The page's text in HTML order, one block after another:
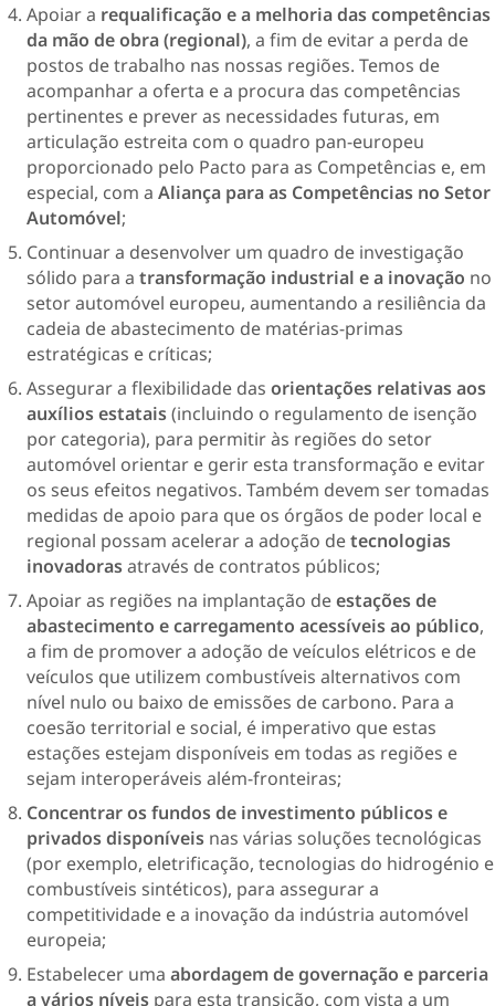
Apoiar a requalificação e a melhoria das competências
da mão de obra (regional), a fim de evitar a perda de
postos de trabalho nas nossas regiões. Temos de
acompanhar a oferta e a procura das competências
pertinentes e prever as necessidades futuras, em
articulação estreita com o quadro pan-europeu
proporcionado pelo Pacto para as Competências e, em
especial, com a Aliança para as Competências no Setor
Automóvel;
Continuar a desenvolver um quadro de investigação
sólido para a transformação industrial e a inovação no
setor automóvel europeu, aumentando a resiliência da
cadeia de abastecimento de matérias-primas
estratégicas e críticas;
Assegurar a flexibilidade das orientações relativas aos
auxílios estatais(incluindo o regulamento de isenção
por categoria), para permitir às regiões do setor
automóvel orientar e gerir esta transformação e evitar
os seus efeitos negativos. Também devem ser tomadas
medidas de apoio para que os órgãos de poder local e
regional possam acelerar a adoção detecnologias
inovadorasatravés de contratos públicos;
Apoiar as regiões na implantação deestações de
abastecimento e carregamento acessíveis ao público,
a fim de promover a adoção de veículos elétricos e de
veículos que utilizem combustíveis alternativos com
nível nulo ou baixo de emissões de carbono. Para a
coesão territorial e social, é imperativo que estas
estações estejam disponíveis em todas as regiões e
sejam interoperáveis além-fronteiras;
Concentrar os fundos de investimento públicos e
privados disponíveis nas várias soluções tecnológicas
(por exemplo, eletrificação, tecnologias do hidrogénio e
combustíveis sintéticos), para assegurar a
competitividade e a inovação da indústria automóvel
europeia;
Estabelecer uma abordagem de governação e parceria
a vários níveis para esta transição, com vista a um